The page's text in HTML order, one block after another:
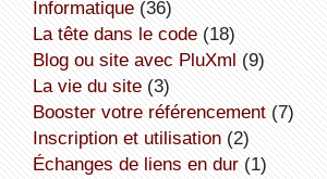
informatique(36)
la tête dans le code(18)
Blog ou site avec PluXml (9)
la vie du site(3)
booster votre référencement(7)
inscription et utilisation(2)
échanges de liens en dur(1)